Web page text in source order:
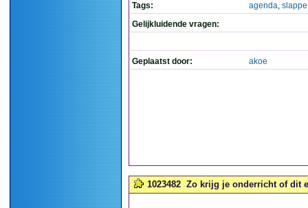
Tags:
agenda, slappe
Gelijkluidende vragen:
Geplaatst door: akoe
1023482 Zo krijg je onderricht of dit